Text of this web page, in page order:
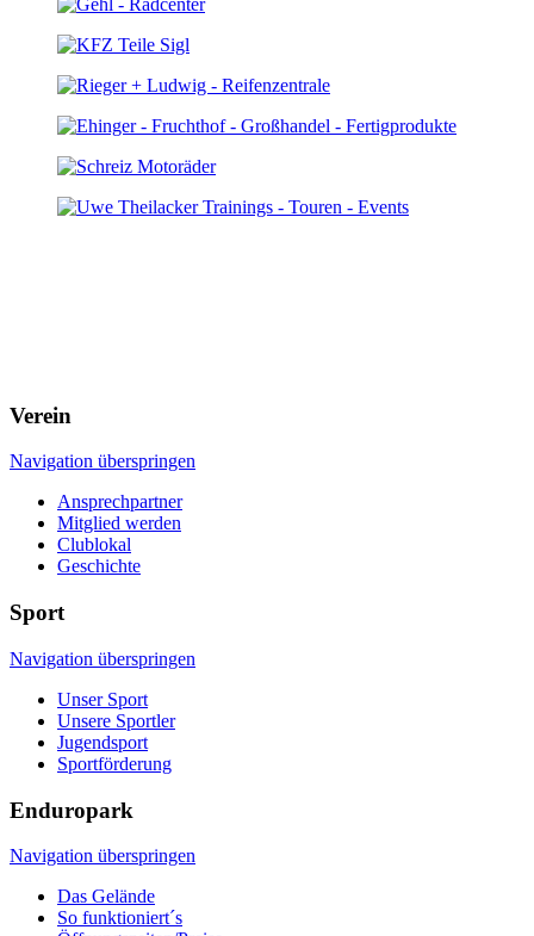
Verein
Navigation überspringen
Ansprechpartner
Mitglied werden
Clublokal
Geschichte
Sport
Navigation überspringen
Unser Sport
Unsere Sportler
Jugendsport
Sportförderung
Enduropark
Navigation überspringen
Das Gelände
So funktioniert´s